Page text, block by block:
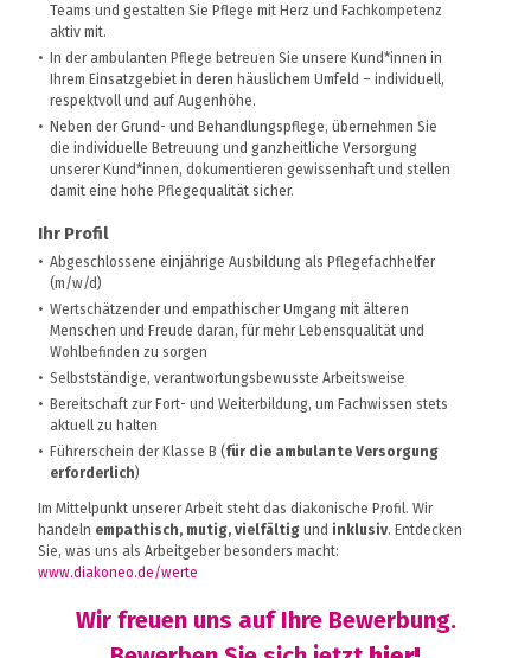
Teams und gestalten Sie Pflege mit Herz und Fachkompetenz
aktiv mit.
In der ambulanten Pflege betreuen Sie unsere Kund*innen in
Ihrem Einsatzgebiet in deren häuslichem Umfeld – individuell,
respektvoll und auf Augenhöhe.
Neben der Grund- und Behandlungspflege, übernehmen Sie
die individuelle Betreuung und ganzheitliche Versorgung
unserer Kund*innen, dokumentieren gewissenhaft und stellen
damit eine hohe Pflegequalität sicher.
Ihr Profil
Abgeschlossene einjährige Ausbildung als Pflegefachhelfer
(m/w/d)
Wertschätzender und empathischer Umgang mit älteren
Menschen und Freude daran, für mehr Lebensqualität und
Wohlbefinden zu sorgen
Selbstständige, verantwortungsbewusste Arbeitsweise
Bereitschaft zur Fort- und Weiterbildung, um Fachwissen stets
aktuell zu halten
Führerschein der Klasse B (für die ambulante Versorgung
erforderlich)
Im Mittelpunkt unserer Arbeit steht das diakonische Profil. Wir
handeln empathisch, mutig, vielfältig und inklusiv. Entdecken
Sie, was uns als Arbeitgeber besonders macht:
www.diakoneo.de/werte
Wir freuen uns auf Ihre Bewerbung.